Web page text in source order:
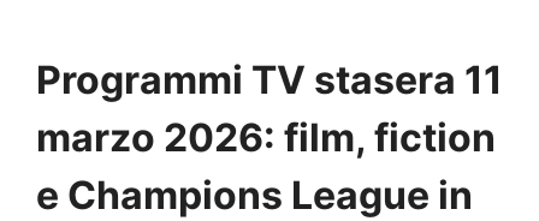
Programmi TV stasera 11
marzo 2026: film, fiction
e Champions League in